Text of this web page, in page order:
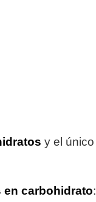
y el único
en carbohidrato: